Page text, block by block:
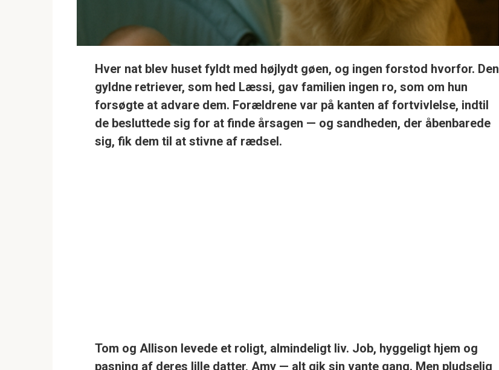
Hver nat blev huset fyldt med højlydt gøen, og ingen forstod hvorfor. Den
gyldne retriever, som hed Læssi, gav familien ingen ro, som om hun
forsøgte at advare dem. Forældrene var på kanten af fortvivlelse, indtil
de besluttede sig for at finde årsagen — og sandheden, der åbenbarede
sig, fik dem til at stivne af rædsel.
Tom og Allison levede et roligt, almindeligt liv. Job, hyggeligt hjem og
pasning af deres lille datter, Amy — alt gik sin vante gang. Men pludselig